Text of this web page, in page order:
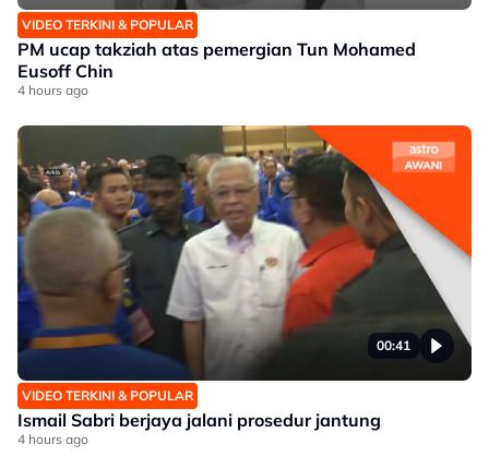
VIDEO TERKINI & POPULAR
PM ucap takziah atas pemergian Tun Mohamed
Eusoff Chin
4 hours ago
00:41
VIDEO TERKINI & POPULAR
Ismail Sabri berjaya jalani prosedur jantung
4 hours ago